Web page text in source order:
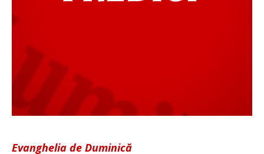
Evanghelia de Duminică